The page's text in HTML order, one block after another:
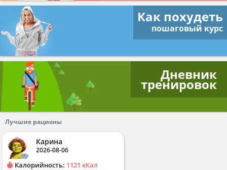
Как похудеть
пошаговый курс
Дневник
тренировок
Лучшие рационы
Карина
2026-08-06
Калорийность: 1121 кКал